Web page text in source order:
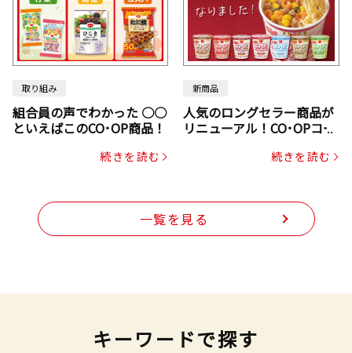
取り組み
組合員の声でわかった ○○
といえばこのCO･OP商品！
続きを読む
新商品
人気のロングセラー商品が
リニューアル！CO･OPコー
続きを読む
一覧を見る
キーワードで探す